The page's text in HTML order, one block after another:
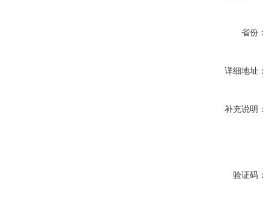
省份：
详细地址：
补充说明：
验证码：